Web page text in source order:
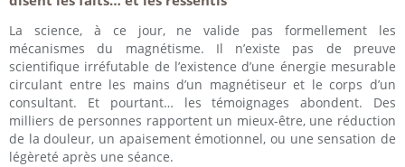
La science, à ce jour, ne valide pas formellement les
mécanismes du magnétisme. Il n’existe pas de preuve
scientifique irréfutable de l’existence d’une énergie mesurable
circulant entre les mains d’un magnétiseur et le corps d’un
consultant. Et pourtant… les témoignages abondent. Des
milliers de personnes rapportent un mieux-être, une réduction
de la douleur, un apaisement émotionnel, ou une sensation de
légèreté après une séance.